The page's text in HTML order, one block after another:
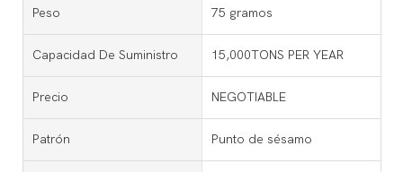
Peso 75 gramos
Capacidad De Suministro 15,000TONS PER YEAR
Precio NEGOTIABLE
Patrón Punto de sésamo